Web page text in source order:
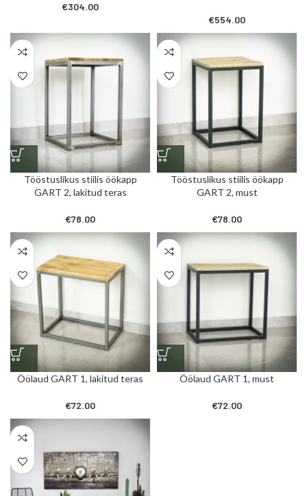
€304.00
€554.00
Tööstuslikus stiilis öökapp
GART 2, lakitud teras
€78.00
Tööstuslikus stiilis öökapp
GART 2, must
€78.00
Öölaud GART 1, lakitud teras
€72.00
Öölaud GART 1, must
€72.00